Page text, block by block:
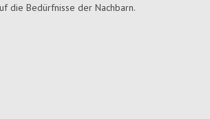
die Bedürfnisse der Nachbarn.